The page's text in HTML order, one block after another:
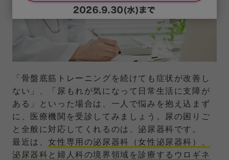
「骨盤底筋トレーニングを続けても症状が改善し
ない」、「尿もれが気になって日常生活に支障が
ある」といった場合は、一人で悩みを抱え込まず
に、医療機関を受診してみましょう。尿の困りご
と全般に対応してくれるのは、泌尿器科です。
最近は、女性専用の泌尿器科（女性泌尿器科）、
泌尿器科と婦人科の境界領域を診療するウロギネ